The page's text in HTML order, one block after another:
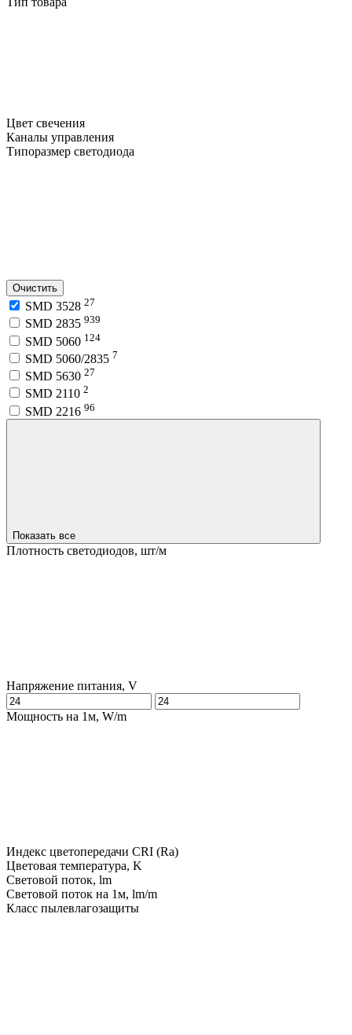
Цвет свечения
Каналы управления
Типоразмер светодиода
Очистить
SMD 3528 27
SMD 2835 939
SMD 5060 124
SMD 5060/2835 7
SMD 5630 27
SMD 2110 2
SMD 2216 96
Показать все
Плотность светодиодов, шт/м
Напряжение питания, V
Мощность на 1м, W/m
Индекс цветопередачи CRI (Ra)
Цветовая температура, K
Световой поток, lm
Световой поток на 1м, lm/m
Класс пылевлагозащиты